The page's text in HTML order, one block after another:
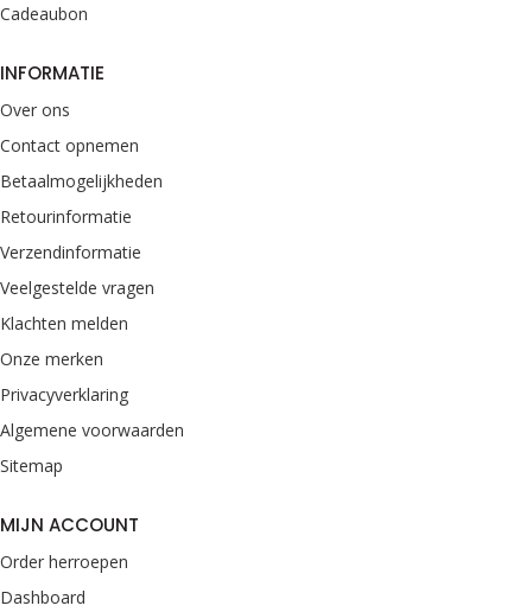
Cadeaubon
INFORMATIE
Over ons
Contact opnemen
Betaalmogelijkheden
Retourinformatie
Verzendinformatie
Veelgestelde vragen
Klachten melden
Onze merken
Privacyverklaring
Algemene voorwaarden
Sitemap
MIJN ACCOUNT
Order herroepen
Dashboard